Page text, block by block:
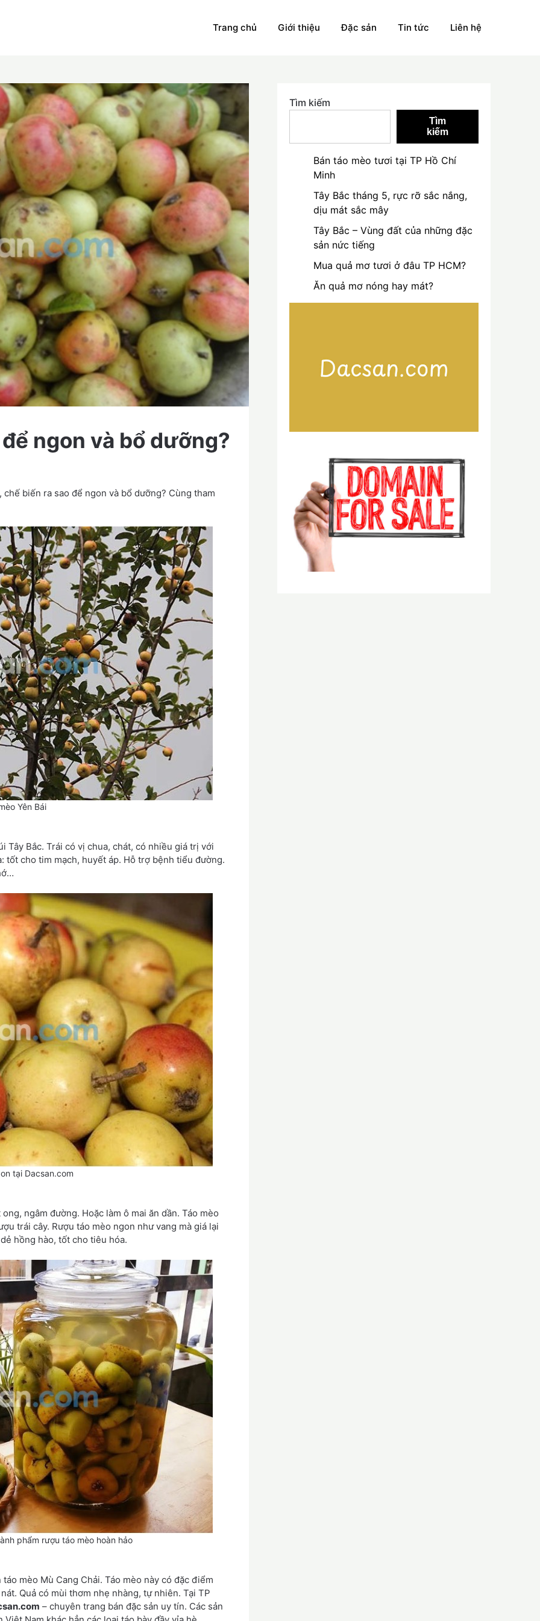
Trang chủ Giới thiệu Đặc sản Tin tức Liên hệ
ngon và bổ dưỡng?
biến ra sao để ngon và bổ dưỡng? Cùng tham
Yên Bái
Tây Bắc. Trái có vị chua, chát, có nhiều giá trị với
tốt cho tim mạch, huyết áp. Hỗ trợ bệnh tiểu đường.
tại Dacsan.com
ngâm đường. Hoặc làm ô mai ăn dần. Táo mèo
trái cây. Rượu táo mèo ngon như vang mà giá lại
hồng hào, tốt cho tiêu hóa.
phẩm rượu táo mèo hoàn hảo
mèo Mù Cang Chải. Táo mèo này có đặc điểm
Quả có mùi thơm nhẹ nhàng, tự nhiên. Tại TP
– chuyên trang bán đặc sản uy tín. Các sản
Tìm kiếm
Tìm
kiếm
Bán táo mèo tươi tại TP Hồ Chí
Minh
Tây Bắc tháng 5, rực rỡ sắc nắng,
dịu mát sắc mây
Tây Bắc – Vùng đất của những đặc
sản nức tiếng
Mua quả mơ tươi ở đâu TP HCM?
Ăn quả mơ nóng hay mát?